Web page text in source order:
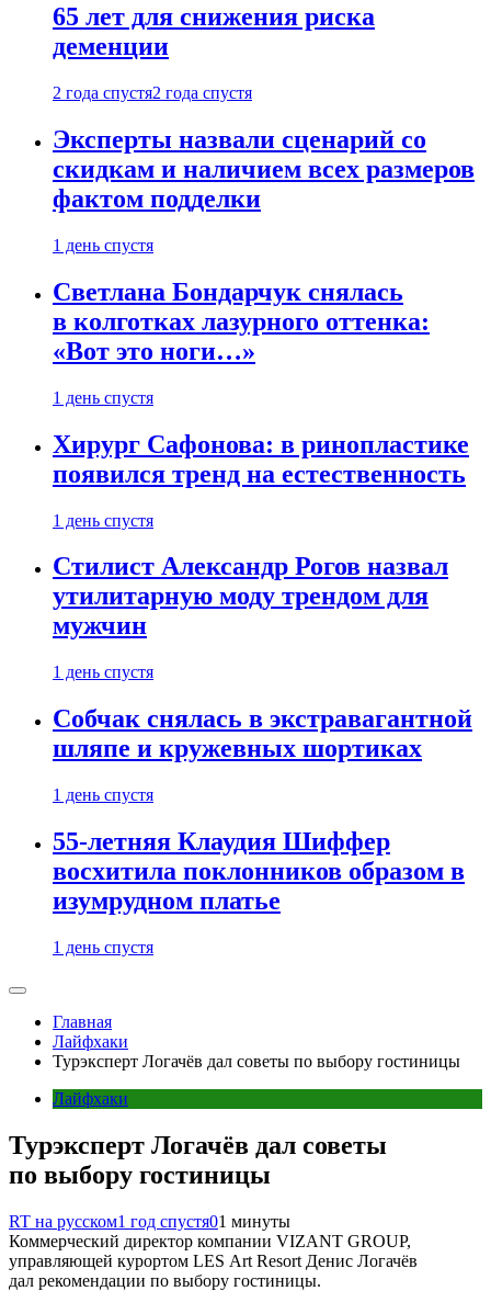
65 лет для снижения риска
деменции
2 года спустя2 года спустя
Эксперты назвали сценарий со
скидкам и наличием всех размеров
фактом подделки
1 день спустя
Светлана Бондарчук снялась
в колготках лазурного оттенка:
«Вот это ноги…»
1 день спустя
Хирург Сафонова: в ринопластике
появился тренд на естественность
1 день спустя
Стилист Александр Рогов назвал
утилитарную моду трендом для
мужчин
1 день спустя
Собчак снялась в экстравагантной
шляпе и кружевных шортиках
1 день спустя
55-летняя Клаудия Шиффер
восхитила поклонников образом в
изумрудном платье
1 день спустя
Главная
Лайфхаки
Турэксперт Логачёв дал советы по выбору гостиницы
Лайфхаки
Турэксперт Логачёв дал советы
по выбору гостиницы
RT на русском1 год спустя01 минуты
Коммерческий директор компании VIZANT GROUP,
управляющей курортом LES Art Resort Денис Логачёв
дал рекомендации по выбору гостиницы.